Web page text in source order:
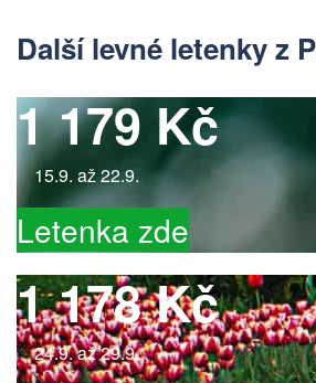
Další levné letenky z
1 179 Kč
15.9. až 22.9.
Letenka zde
1 178 Kč
24.9. až 29.9.